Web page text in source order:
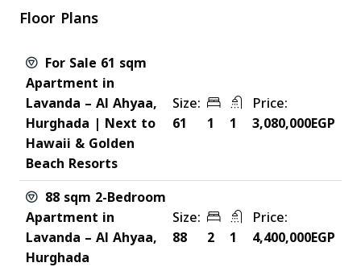
Floor Plans
For Sale 61 sqm
Apartment in
Lavanda – Al Ahyaa,
Hurghada | Next to
Hawaii & Golden
Beach Resorts
Size:
61
1 1
Price:
3,080,000EGP
88 sqm 2-Bedroom
Apartment in
Lavanda – Al Ahyaa,
Hurghada
Size:
88
2 1
Price:
4,400,000EGP